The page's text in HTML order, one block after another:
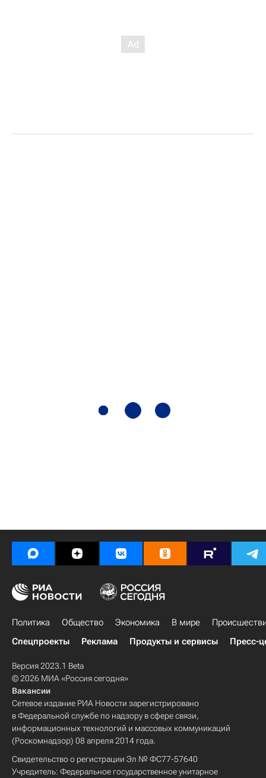
Политика Общество Экономика В мире
Спецпроекты
Реклама Продукты и сервисы Пресс-
Версия 2023.1 Beta
© 2026 МИА «Россия сегодня»
Вакансии
Сетевое издание РИА Новости зарегистрировано
в Федеральной службе по надзору в сфере связи,
информационных технологий и массовых коммуникаций
(Роскомнадзор) 08 апреля 2014 года.
Свидетельство о регистрации Эл № ФС77-57640
Учредитель: Федеральное государственное унитарное